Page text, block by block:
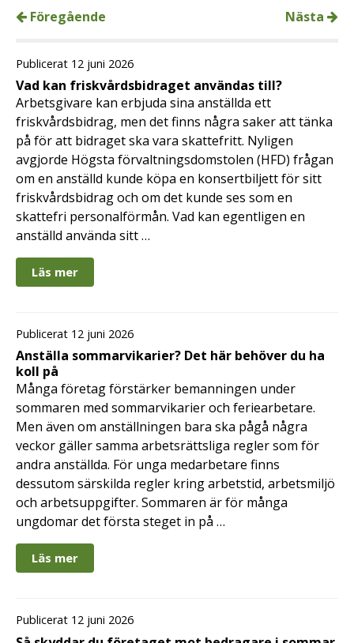
Föregående Nästa
Publicerat 12 juni 2026
Vad kan friskvårdsbidraget användas till?
Arbetsgivare kan erbjuda sina anställda ett
friskvårdsbidrag, men det finns några saker att tänka
på för att bidraget ska vara skattefritt. Nyligen
avgjorde Högsta förvaltningsdomstolen (HFD) frågan
om en anställd kunde köpa en konsertbiljett för sitt
friskvårdsbidrag och om det kunde ses som en
skattefri personalförmån. Vad kan egentligen en
anställd använda sitt …
Läs mer
Publicerat 12 juni 2026
Anställa sommarvikarier? Det här behöver du ha
koll på
Många företag förstärker bemanningen under
sommaren med sommarvikarier och feriearbetare.
Men även om anställningen bara ska pågå några
veckor gäller samma arbetsrättsliga regler som för
andra anställda. För unga medarbetare finns
dessutom särskilda regler kring arbetstid, arbetsmiljö
och arbetsuppgifter. Sommaren är för många
ungdomar det första steget in på …
Läs mer
Publicerat 12 juni 2026